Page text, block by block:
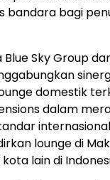
bandara bagi
Sky Group
domestik
dalam
lounge di
lain di